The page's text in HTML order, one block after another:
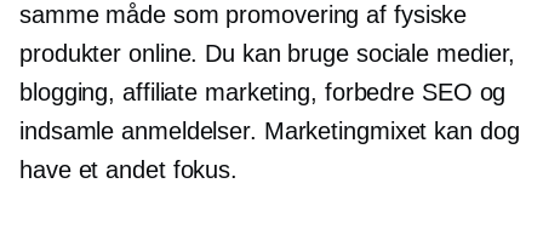
samme måde som promovering af fysiske
produkter online. Du kan bruge sociale medier,
blogging, affiliate marketing, forbedre SEO og
indsamle anmeldelser. Marketingmixet kan dog
have et andet fokus.